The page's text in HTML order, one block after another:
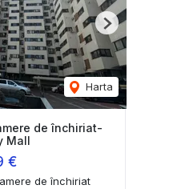
Harta
Next
de închiriat-
Mall
€
de închiriat